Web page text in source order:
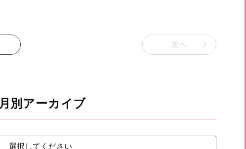
次へ
月別アーカイブ